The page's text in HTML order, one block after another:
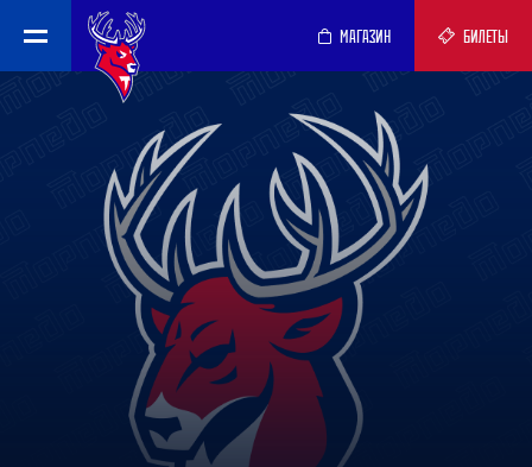
МАГАЗИН БИЛЕТЫ